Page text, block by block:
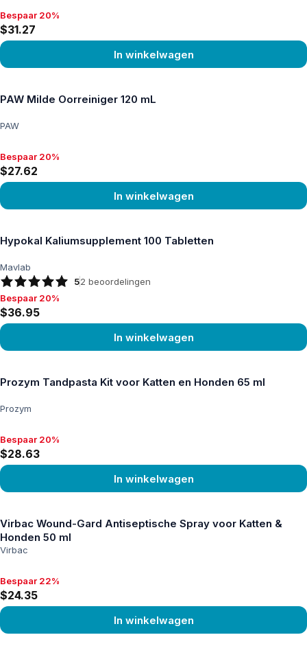
Bespaar 20%, $31.27
Bespaar 20%
$31.27
In winkelwagen
PAW Milde Oorreiniger 120 mL
PAW
Bespaar 20%, $27.62
Bespaar 20%
$27.62
In winkelwagen
Hypokal Kaliumsupplement 100 Tabletten
Mavlab
52 beoordelingen
Bespaar 20%, $36.95
Bespaar 20%
$36.95
In winkelwagen
Prozym Tandpasta Kit voor Katten en Honden 65 ml
Prozym
Bespaar 20%, $28.63
Bespaar 20%
$28.63
In winkelwagen
Virbac Wound-Gard Antiseptische Spray voor Katten &
Honden 50 ml
Virbac
Bespaar 22%, $24.35
Bespaar 22%
$24.35
In winkelwagen